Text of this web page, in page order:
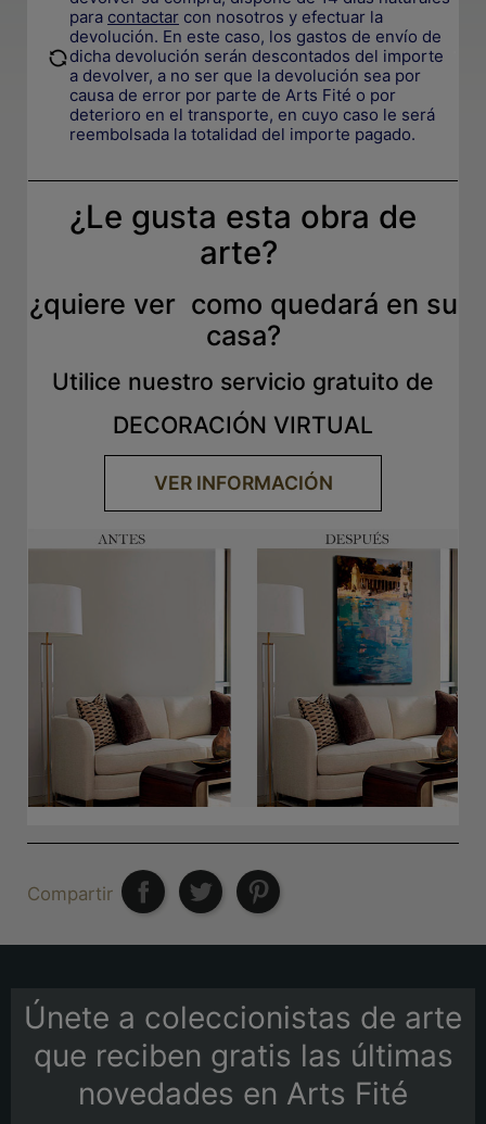
para contactar con nosotros y efectuar la
devolución. En este caso, los gastos de envío de
dicha devolución serán descontados del importe
a devolver, a no ser que la devolución sea por
causa de error por parte de Arts Fité o por
deterioro en el transporte, en cuyo caso le será
reembolsada la totalidad del importe pagado.
¿Le gusta esta obra de
arte?
¿quiere ver como quedará en su
casa?
Utilice nuestro servicio gratuito de
DECORACIÓN VIRTUAL
VER INFORMACIÓN
Compartir
Únete a coleccionistas de arte
que reciben gratis las últimas
novedades en Arts Fité